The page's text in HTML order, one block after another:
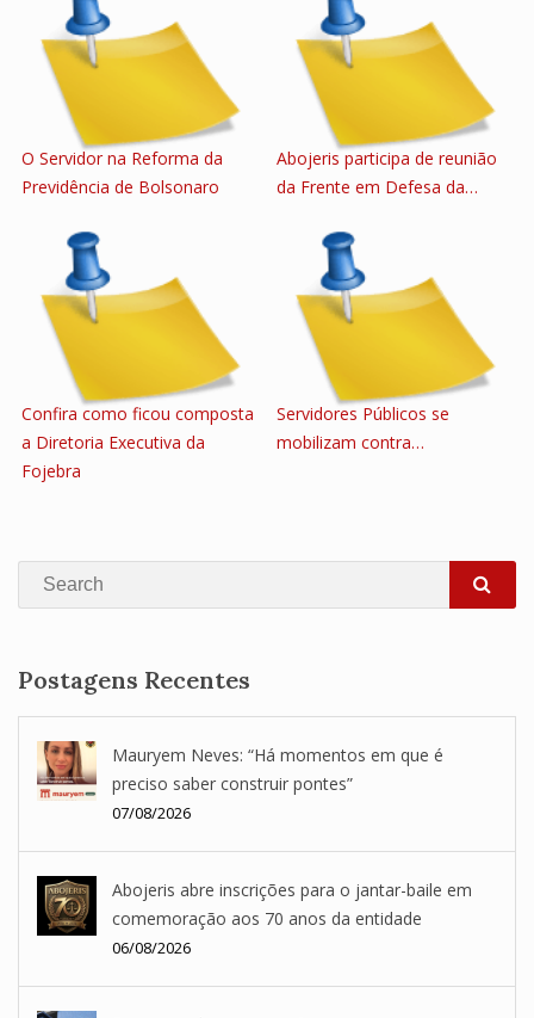
O Servidor na Reforma da
Previdência de Bolsonaro
Abojeris participa de reunião
da Frente em Defesa da…
Confira como ficou composta
a Diretoria Executiva da
Fojebra
Servidores Públicos se
mobilizam contra…
Search
Postagens Recentes
Mauryem Neves: “Há momentos em que é
preciso saber construir pontes”
07/08/2026
Abojeris abre inscrições para o jantar-baile em
comemoração aos 70 anos da entidade
06/08/2026